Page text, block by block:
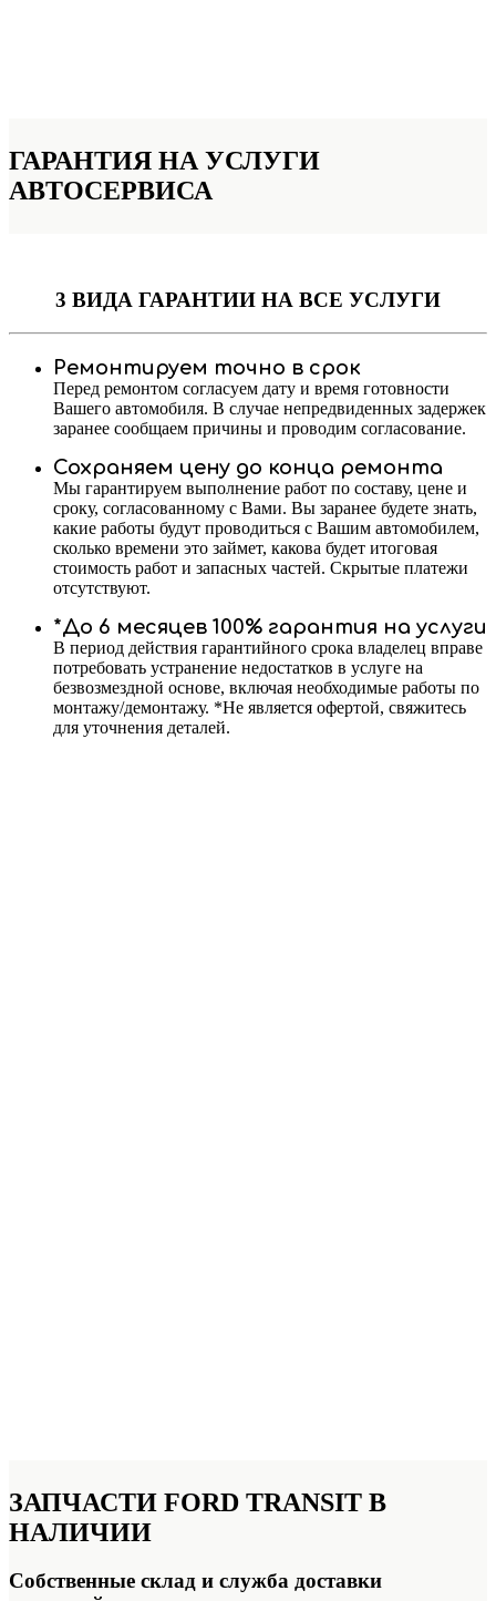
ГАРАНТИЯ НА УСЛУГИ
АВТОСЕРВИСА
3 ВИДА ГАРАНТИИ НА ВСЕ УСЛУГИ
Ремонтируем точно в срок
Перед ремонтом согласуем дату и время готовности
Вашего автомобиля. В случае непредвиденных задержек
заранее сообщаем причины и проводим согласование.
Сохраняем цену до конца ремонта
Мы гарантируем выполнение работ по составу, цене и
сроку, согласованному с Вами. Вы заранее будете знать,
какие работы будут проводиться с Вашим автомобилем,
сколько времени это займет, какова будет итоговая
стоимость работ и запасных частей. Скрытые платежи
отсутствуют.
*До 6 месяцев 100% гарантия на услуги
В период действия гарантийного срока владелец вправе
потребовать устранение недостатков в услуге на
безвозмездной основе, включая необходимые работы по
монтажу/демонтажу. *Не является офертой, свяжитесь
для уточнения деталей.
ЗАПЧАСТИ FORD TRANSIT В
НАЛИЧИИ
Собственные склад и служба доставки